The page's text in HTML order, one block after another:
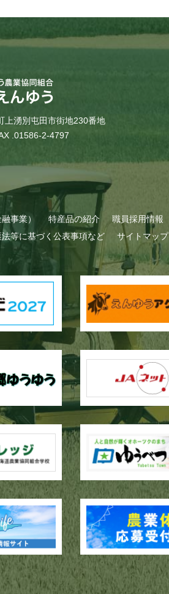
湧別屯田市街地230番地
.01586-2-4797
事業） 特産品の紹介 職員採用情報
等に基づく公表事項など サイトマップ